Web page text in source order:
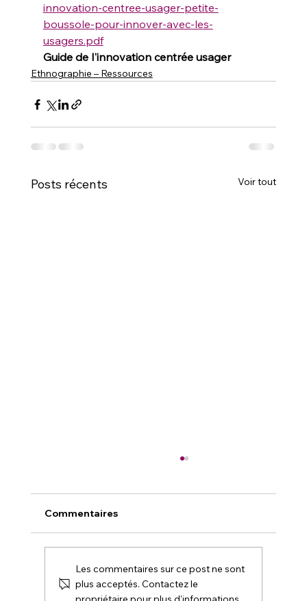
innovation-centree-usager-petite-
boussole-pour-innover-avec-les-
usagers.pdf
Guide de l'innovation centrée usager
Ethnographie – Ressources
Posts récents Voir tout
Commentaires
Les commentaires sur ce post ne sont
plus acceptés. Contactez le